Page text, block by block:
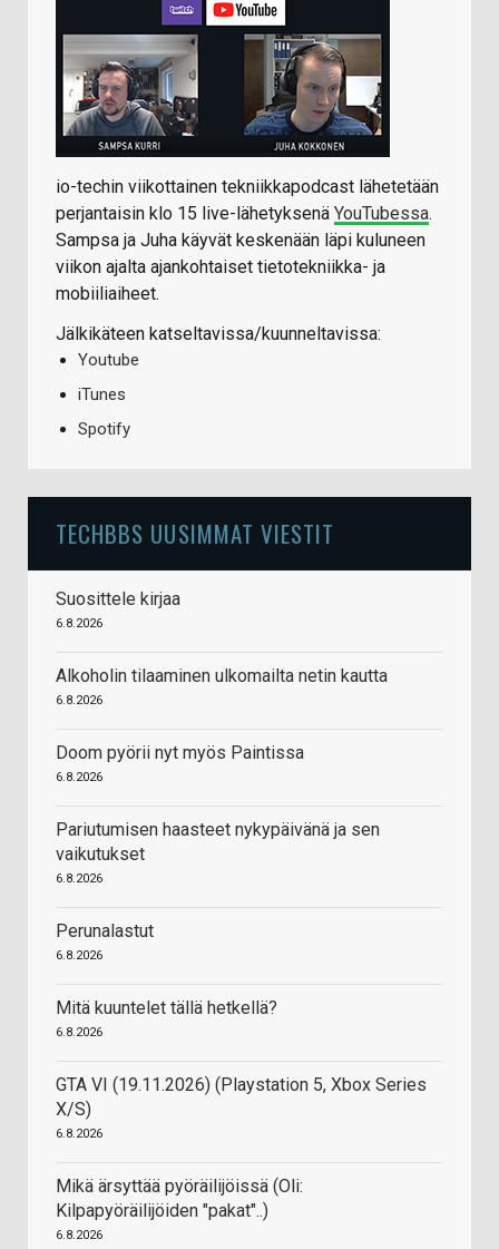
io-techin viikottainen tekniikkapodcast lähetetään
perjantaisin klo 15 live-lähetyksenä YouTubessa.
Sampsa ja Juha käyvät keskenään läpi kuluneen
viikon ajalta ajankohtaiset tietotekniikka- ja
mobiiliaiheet.
Jälkikäteen katseltavissa/kuunneltavissa:
Youtube
iTunes
Spotify
TECHBBS UUSIMMAT VIESTIT
Suosittele kirjaa
6.8.2026
Alkoholin tilaaminen ulkomailta netin kautta
6.8.2026
Doom pyörii nyt myös Paintissa
6.8.2026
Pariutumisen haasteet nykypäivänä ja sen
vaikutukset
6.8.2026
Perunalastut
6.8.2026
Mitä kuuntelet tällä hetkellä?
6.8.2026
GTA VI (19.11.2026) (Playstation 5, Xbox Series
X/S)
6.8.2026
Mikä ärsyttää pyöräilijöissä (Oli:
Kilpapyöräilijöiden "pakat"..)
6.8.2026